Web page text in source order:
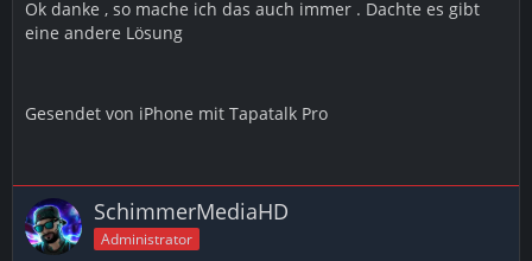
Ok danke , so mache ich das auch immer . Dachte es gibt
eine andere Lösung
Gesendet von iPhone mit Tapatalk Pro
SchimmerMediaHD
Administrator